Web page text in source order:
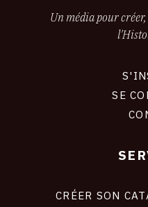
Un média pour
SE
CRÉER SON